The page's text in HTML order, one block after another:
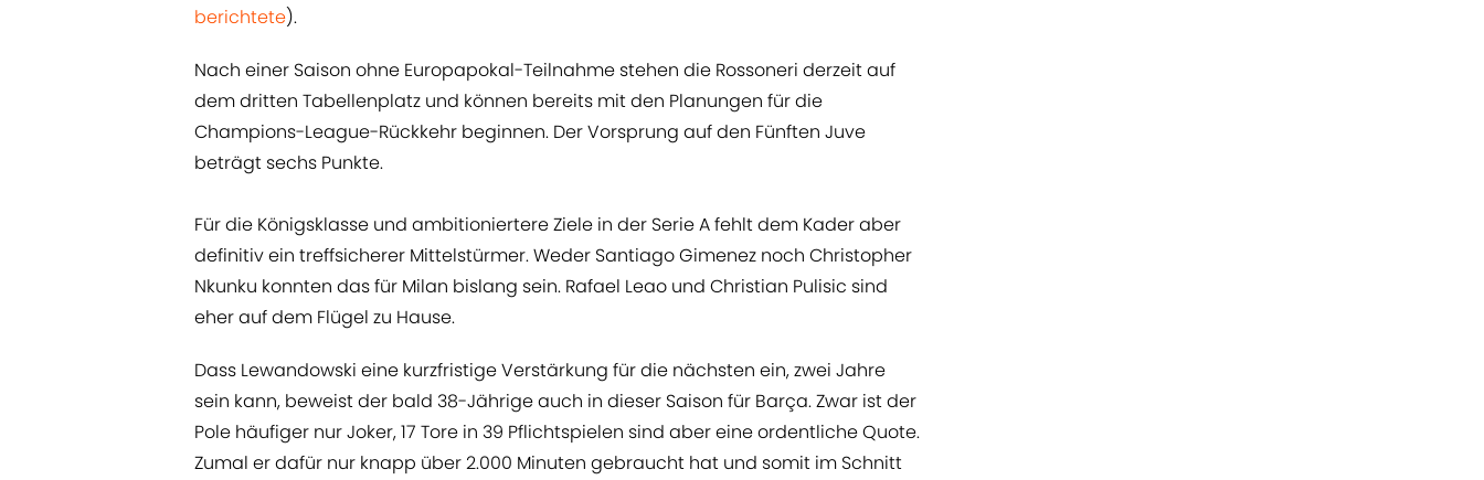
berichtete).
Nach einer Saison ohne Europapokal-Teilnahme stehen die Rossoneri derzeit auf
dem dritten Tabellenplatz und können bereits mit den Planungen für die
Champions-League-Rückkehr beginnen. Der Vorsprung auf den Fünften Juve
beträgt sechs Punkte.
Für die Königsklasse und ambitioniertere Ziele in der Serie A fehlt dem Kader aber
definitiv ein treffsicherer Mittelstürmer. Weder Santiago Gimenez noch Christopher
Nkunku konnten das für Milan bislang sein. Rafael Leao und Christian Pulisic sind
eher auf dem Flügel zu Hause.
Dass Lewandowski eine kurzfristige Verstärkung für die nächsten ein, zwei Jahre
sein kann, beweist der bald 38-Jährige auch in dieser Saison für Barça. Zwar ist der
Pole häufiger nur Joker, 17 Tore in 39 Pflichtspielen sind aber eine ordentliche Quote.
Zumal er dafür nur knapp über 2.000 Minuten gebraucht hat und somit im Schnitt